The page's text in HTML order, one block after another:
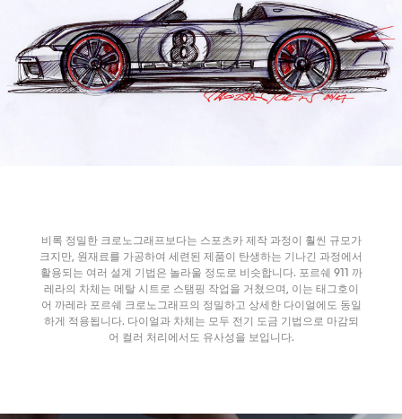
비록 정밀한 크로노그래프보다는 스포츠카 제작 과정이 훨씬 규모가
크지만, 원재료를 가공하여 세련된 제품이 탄생하는 기나긴 과정에서
활용되는 여러 설계 기법은 놀라울 정도로 비슷합니다. 포르쉐 911 까
레라의 차체는 메탈 시트로 스탬핑 작업을 거쳤으며, 이는 태그호이
어 까레라 포르쉐 크로노그래프의 정밀하고 상세한 다이얼에도 동일
하게 적용됩니다. 다이얼과 차체는 모두 전기 도금 기법으로 마감되
어 컬러 처리에서도 유사성을 보입니다.